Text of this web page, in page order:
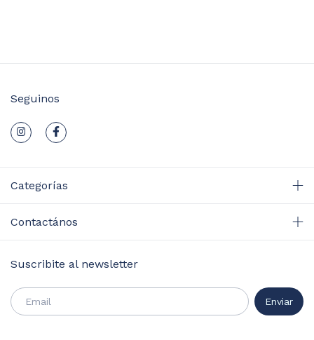
Seguinos
Categorías
Contactános
Suscribite al newsletter